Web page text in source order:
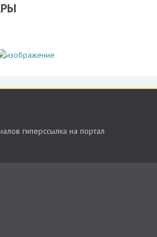
гиперссылка на портал